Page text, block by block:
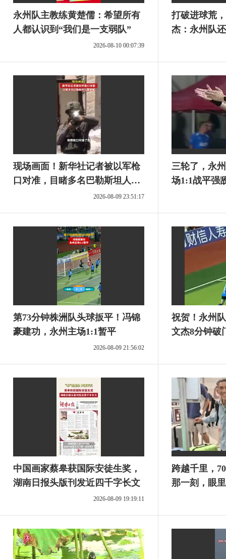
永州队主教练黄楚儒：希望所有
人都认识到“我们是一支弱队”
2026-08-10 00:07:39
打破进球荒
杰：永州队
现场画面！新华社记者被以军枪
口对准，目睹多名巴勒斯坦人遭
2026-08-09 23:51:17
三轮了，永
场1:1战平强
第73分钟株洲队头球扳平！冯锦
豪建功，永州主场1:1暂平
2026-08-09 21:56:02
祝贺！永州
文杰8分钟破
中国画家蔡皋获国际安徒生奖，
湖南日报头版刊发近四千字长文
2026-08-09 19:19:11
跨越千里，
那一刻，眼